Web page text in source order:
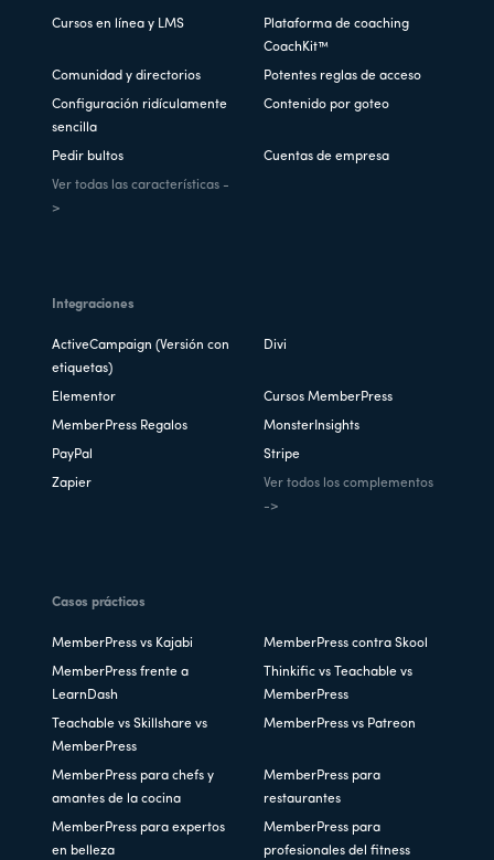
Cursos en línea y LMS
Plataforma de coaching
CoachKit™
Comunidad y directorios Potentes reglas de acceso
Configuración ridículamente
sencilla
Contenido por goteo
Pedir bultos Cuentas de empresa
Ver todas las características -
>
Integraciones
ActiveCampaign (Versión con
etiquetas)
Divi
Elementor Cursos MemberPress
MemberPress Regalos MonsterInsights
PayPal Stripe
Zapier
Ver todos los complementos
->
Casos prácticos
MemberPress vs Kajabi MemberPress contra Skool
MemberPress frente a
LearnDash
Thinkific vs Teachable vs
MemberPress
Teachable vs Skillshare vs
MemberPress
MemberPress vs Patreon
MemberPress para chefs y
amantes de la cocina
MemberPress para
restaurantes
MemberPress para expertos
en belleza
MemberPress para
profesionales del fitness